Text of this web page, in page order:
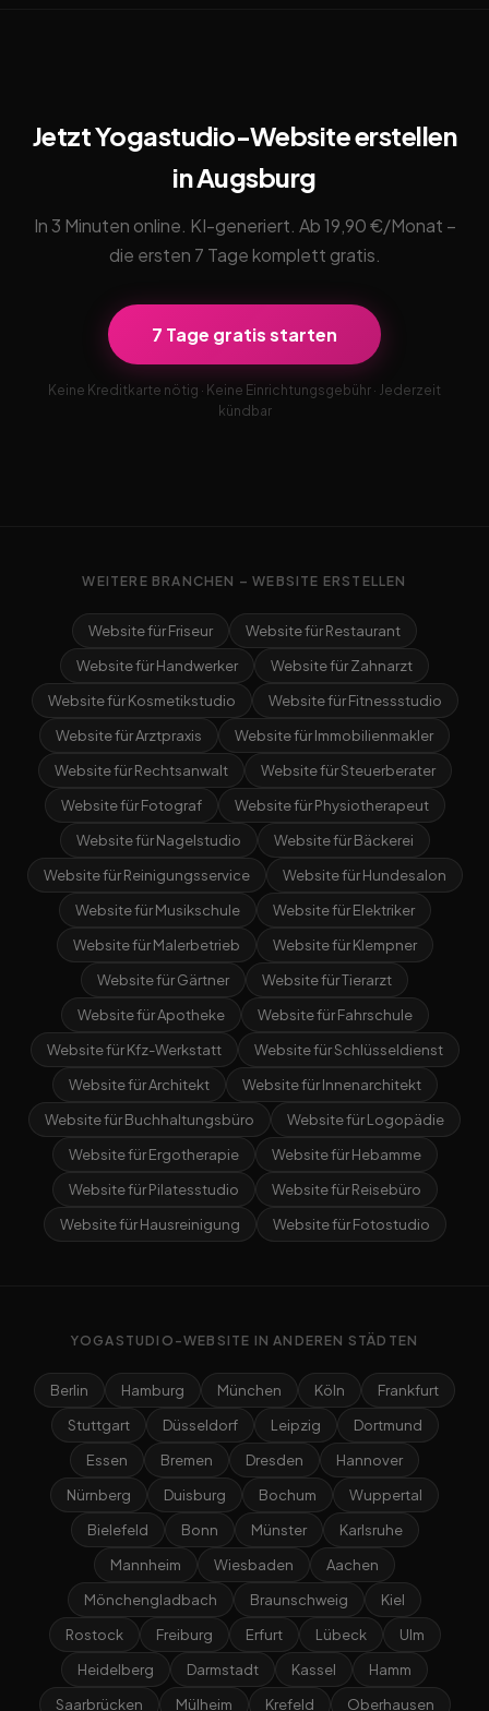
Jetzt Yogastudio-Website erstellen
in Augsburg
In 3 Minuten online. KI-generiert. Ab 19,90 €/Monat –
die ersten 7 Tage komplett gratis.
7 Tage gratis starten
Keine Kreditkarte nötig · Keine Einrichtungsgebühr · Jederzeit
kündbar
WEITERE BRANCHEN – WEBSITE ERSTELLEN
Website für Friseur
Website für Restaurant
Website für Handwerker
Website für Zahnarzt
Website für Kosmetikstudio
Website für Fitnessstudio
Website für Arztpraxis
Website für Immobilienmakler
Website für Rechtsanwalt
Website für Steuerberater
Website für Fotograf
Website für Physiotherapeut
Website für Nagelstudio
Website für Bäckerei
Website für Reinigungsservice
Website für Hundesalon
Website für Musikschule
Website für Elektriker
Website für Malerbetrieb
Website für Klempner
Website für Gärtner
Website für Tierarzt
Website für Apotheke
Website für Fahrschule
Website für Kfz-Werkstatt
Website für Schlüsseldienst
Website für Architekt
Website für Innenarchitekt
Website für Buchhaltungsbüro
Website für Logopädie
Website für Ergotherapie
Website für Hebamme
Website für Pilatesstudio
Website für Reisebüro
Website für Hausreinigung
Website für Fotostudio
YOGASTUDIO-WEBSITE IN ANDEREN STÄDTEN
Berlin Hamburg München Köln
Frankfurt
Stuttgart
Düsseldorf Leipzig
Dortmund
Essen
Bremen Dresden
Hannover
Nürnberg
Duisburg Bochum
Wuppertal
Bielefeld
Bonn Münster
Karlsruhe
Mannheim
Wiesbaden
Aachen
Mönchengladbach
Braunschweig
Kiel
Rostock
Freiburg Erfurt Lübeck
Ulm
Heidelberg
Darmstadt Kassel
Hamm
Saarbrücken
Mülheim Krefeld Oberhausen